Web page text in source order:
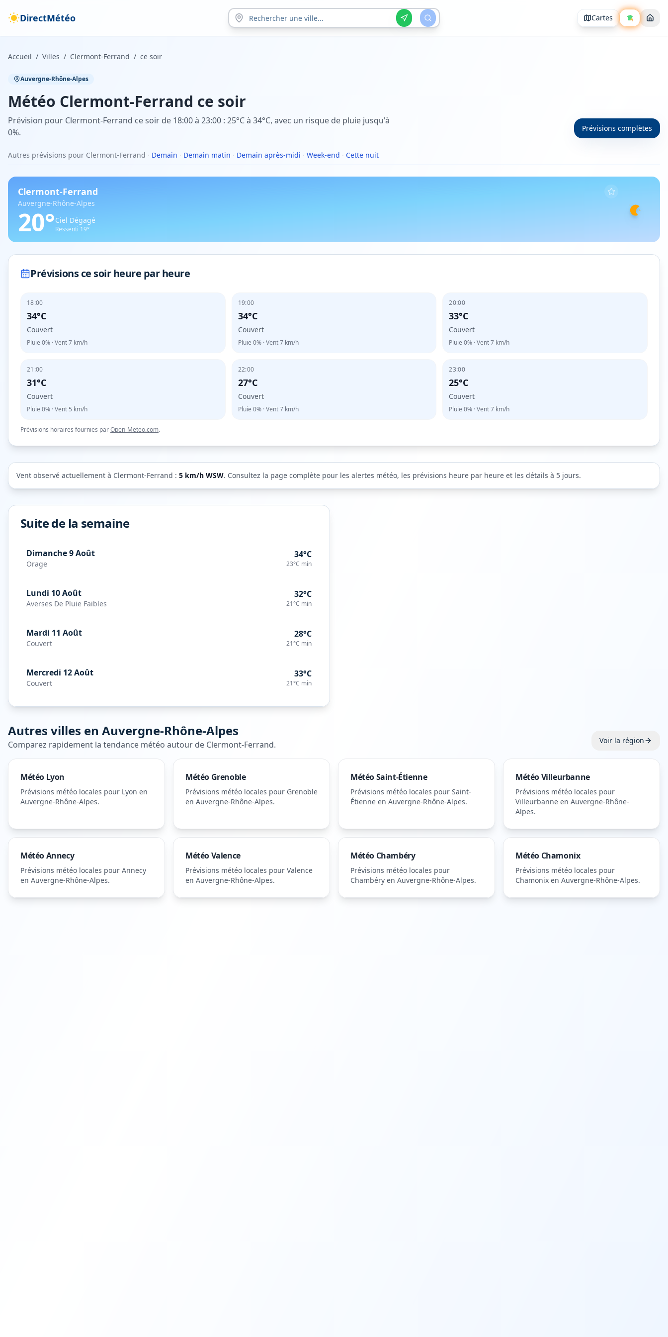
DirectMétéo Cartes
Accueil / Villes / Clermont-Ferrand / ce soir
Auvergne-Rhône-Alpes
Météo Clermont-Ferrand ce soir
Prévision pour Clermont-Ferrand ce soir de 18:00 à 23:00 : 25°C à 34°C, avec un risque de pluie jusqu'à
0%.
Prévisions complètes
Autres prévisions pour Clermont-Ferrand · Demain · Demain matin · Demain après-midi · Week-end · Cette nuit
Clermont-Ferrand
Auvergne-Rhône-Alpes
20°Ciel Dégagé
Ressenti 19°
Prévisions ce soir heure par heure
18:00
34°C
Couvert
Pluie 0% · Vent7 km/h
19:00
34°C
Couvert
Pluie 0%· Vent7km/h
20:00
33°C
Couvert
Pluie0% · Vent7 km/h
21:00
31°C
Couvert
Pluie 0% · Vent 5 km/h
22:00
27°C
Couvert
Pluie 0%· Vent7km/h
23:00
25°C
Couvert
Pluie0% · Vent7 km/h
Prévisions horaires fournies parOpen-Meteo.com.
Vent observé actuellement à Clermont-Ferrand : 5 km/h WSW. Consultez la page complète pour les alertes météo, les prévisions heure par heure et les détails à 5 jours.
Suite de la semaine
Dimanche 9 Août
Orage
34°C
23°C min
Lundi 10 Août
Averses De Pluie Faibles
32°C
21°C min
Mardi 11 Août
Couvert
28°C
21°C min
Mercredi 12 Août
Couvert
33°C
21°C min
Autres villes en Auvergne-Rhône-Alpes
Comparez rapidement la tendance météo autour de Clermont-Ferrand. Voir la région
Météo Lyon
Prévisions météo locales pour Lyon en
Auvergne-Rhône-Alpes.
Météo Grenoble
Prévisions météo locales pour Grenoble
en Auvergne-Rhône-Alpes.
MétéoSaint-Étienne
Prévisions météo locales pour Saint-
Étienne en Auvergne-Rhône-Alpes.
MétéoVilleurbanne
Prévisions météo locales pour
Villeurbanne en Auvergne-Rhône-
Alpes.
MétéoAnnecy
Prévisions météo locales pour Annecy
en Auvergne-Rhône-Alpes.
MétéoValence
Prévisions météo locales pour Valence
en Auvergne-Rhône-Alpes.
Météo Chambéry
Prévisions météo locales pour
Chambéry en Auvergne-Rhône-Alpes.
Météo Chamonix
Prévisions météo locales pour
Chamonix en Auvergne-Rhône-Alpes.